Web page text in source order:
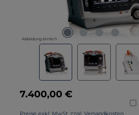
Abbildung ähnlich
Regulärer Preis:
7.400,00 €
Preise exkl. MwSt. zzgl. Versandkosten